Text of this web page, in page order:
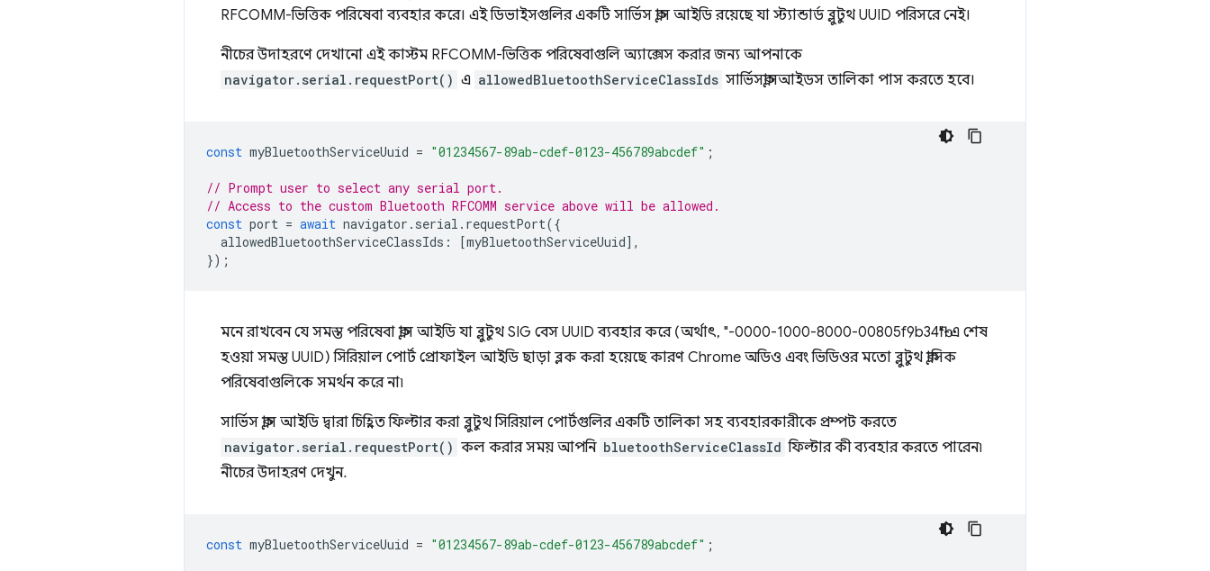
RFCOMM-ভিত্তিক পরিষেবা ব্যবহার করে। এই ডিভাইসগুলির একটি সার্ভিস ক্লাস আইডি রয়েছে যা স্ট্যান্ডার্ড ব্লুটুথ UUID পরিসরে নেই।
নীচের উদাহরণে দেখানো এই কাস্টম RFCOMM-ভিত্তিক পরিষেবাগুলি অ্যাক্সেস করার জন্য আপনাকে
navigator.serial.requestPort() এ allowedBluetoothServiceClassIds সার্ভিসক্লাসআইডস তালিকা পাস করতে হবে।
const myBluetoothServiceUuid = "01234567-89ab-cdef-0123-456789abcdef" ;
// Prompt user to select any serial port.
// Access to the custom Bluetooth RFCOMM service above will be allowed.
const port = await navigator . serial . requestPort({
allowedBluetoothServiceClassIds : [myBluetoothServiceUuid],
});
মনে রাখবেন যে সমস্ত পরিষেবা ক্লাস আইডি যা ব্লুটুথ SIG বেস UUID ব্যবহার করে (অর্থাৎ, "-0000-1000-8000-00805f9b34fb"-এ শেষ
হওয়া সমস্ত UUID) সিরিয়াল পোর্ট প্রোফাইল আইডি ছাড়া ব্লক করা হয়েছে কারণ Chrome অডিও এবং ভিডিওর মতো ব্লুটুথ ক্লাসিক
পরিষেবাগুলিকে সমর্থন করে না৷
সার্ভিস ক্লাস আইডি দ্বারা চিহ্নিত ফিল্টার করা ব্লুটুথ সিরিয়াল পোর্টগুলির একটি তালিকা সহ ব্যবহারকারীকে প্রম্পট করতে
navigator.serial.requestPort() কল করার সময় আপনি bluetoothServiceClassId ফিল্টার কী ব্যবহার করতে পারেন৷
নীচের উদাহরণ দেখুন.
const myBluetoothServiceUuid = "01234567-89ab-cdef-0123-456789abcdef" ;